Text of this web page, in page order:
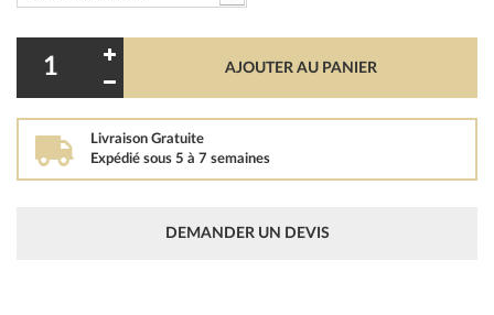
AJOUTER AU PANIER
Livraison Gratuite
Expédié sous 5 à 7 semaines
DEMANDER UN DEVIS